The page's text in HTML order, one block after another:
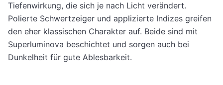
Tiefenwirkung, die sich je nach Licht verändert.
Polierte Schwertzeiger und applizierte Indizes greifen
den eher klassischen Charakter auf. Beide sind mit
Superluminova beschichtet und sorgen auch bei
Dunkelheit für gute Ablesbarkeit.